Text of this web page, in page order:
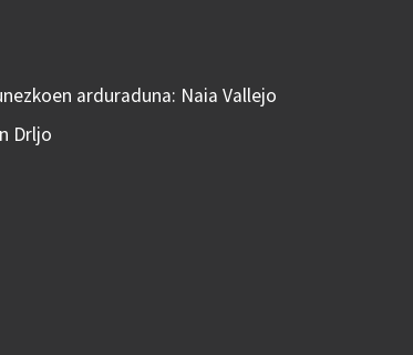
arduraduna: Naia Vallejo
Drljo